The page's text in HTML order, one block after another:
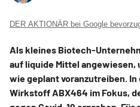
DER AKTIONÄR bei Google
Als kleines Biotech-
auf liquide Mittel angewiesen,
wie geplant voranzutreiben.
Wirkstoff ABX464 im Fokus,